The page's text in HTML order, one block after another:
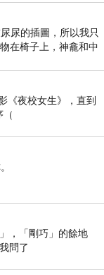
尿的插圖，所以我只
在椅子上，神龕和中
《夜校女生》，直到
（
，「剛巧」的餘地
問了